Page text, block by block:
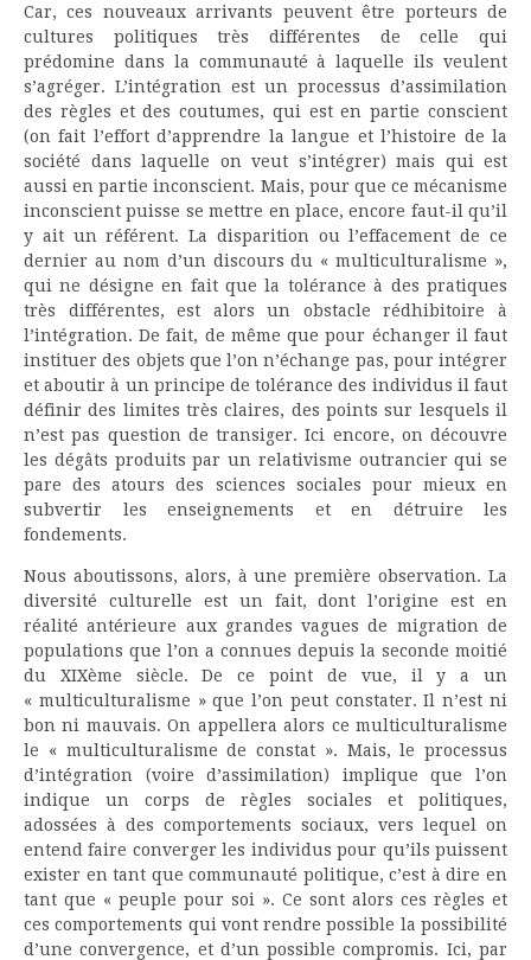
Car, ces nouveaux arrivants peuvent être porteurs de
cultures politiques très différentes de celle qui
prédomine dans la communauté à laquelle ils veulent
s’agréger. L’intégration est un processus d’assimilation
des règles et des coutumes, qui est en partie conscient
(on fait l’effort d’apprendre la langue et l’histoire de la
société dans laquelle on veut s’intégrer) mais qui est
aussi en partie inconscient. Mais, pour que ce mécanisme
inconscient puisse se mettre en place, encore faut-il qu’il
y ait un référent. La disparition ou l’effacement de ce
dernier au nom d’un discours du « multiculturalisme »,
qui ne désigne en fait que la tolérance à des pratiques
très différentes, est alors un obstacle rédhibitoire à
l’intégration. De fait, de même que pour échanger il faut
instituer des objets que l’on n’échange pas, pour intégrer
et aboutir à un principe de tolérance des individus il faut
définir des limites très claires, des points sur lesquels il
n’est pas question de transiger. Ici encore, on découvre
les dégâts produits par un relativisme outrancier qui se
pare des atours des sciences sociales pour mieux en
subvertir les enseignements et en détruire les
fondements.
Nous aboutissons, alors, à une première observation. La
diversité culturelle est un fait, dont l’origine est en
réalité antérieure aux grandes vagues de migration de
populations que l’on a connues depuis la seconde moitié
du XIXème siècle. De ce point de vue, il y a un
« multiculturalisme » que l’on peut constater. Il n’est ni
bon ni mauvais. On appellera alors ce multiculturalisme
le « multiculturalisme de constat ». Mais, le processus
d’intégration (voire d’assimilation) implique que l’on
indique un corps de règles sociales et politiques,
adossées à des comportements sociaux, vers lequel on
entend faire converger les individus pour qu’ils puissent
exister en tant que communauté politique, c’est à dire en
tant que « peuple pour soi ». Ce sont alors ces règles et
ces comportements qui vont rendre possible la possibilité
d’une convergence, et d’un possible compromis. Ici, par